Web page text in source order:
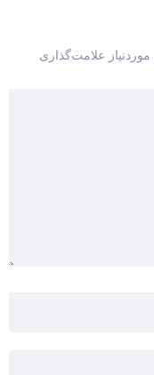
علامت‌گذاری